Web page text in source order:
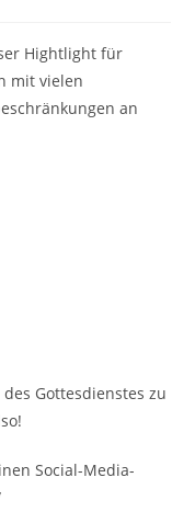
Hightlight für
mit vielen
an
Gottesdienstes zu
Social-Media-